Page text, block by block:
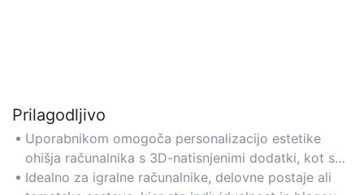
Prilagodljivo
Uporabnikom omogoča personalizacijo estetike
ohišja računalnika s 3D-natisnjenimi dodatki, kot so
RGB plošče, pokrovi kablov in modularni nosilci za
Idealno za igralne računalnike, delovne postaje ali